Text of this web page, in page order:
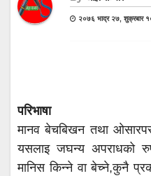
२०७६ भाद्र २७, शुक्रबार
परिभाषा
मानव बेचबिखन तथा
यसलाइ जघन्य अपराधको
मानिस किन्ने वा बेच्ने,कुनै